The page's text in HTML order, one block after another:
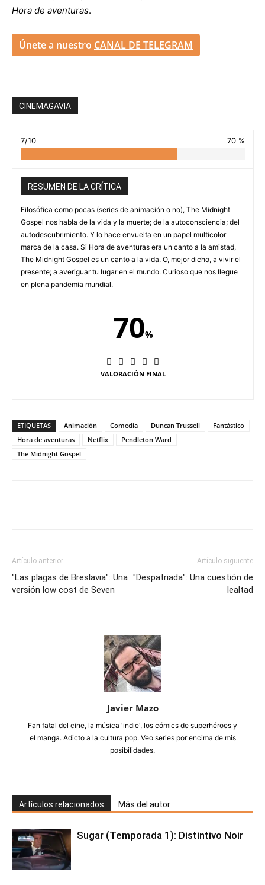
Hora de aventuras.
Únete a nuestro CANAL DE TELEGRAM
CINEMAGAVIA
7/10 70 %
RESUMEN DE LA CRÍTICA
Filosófica como pocas (series de animación o no), The Midnight
Gospel nos habla de la vida y la muerte; de la autoconsciencia; del
autodescubrimiento. Y lo hace envuelta en un papel multicolor
marca de la casa. Si Hora de aventuras era un canto a la amistad,
The Midnight Gospel es un canto a la vida. O, mejor dicho, a vivir el
presente; a averiguar tu lugar en el mundo. Curioso que nos llegue
en plena pandemia mundial.
70%
VALORACIÓN FINAL
ETIQUETAS Animación Comedia Duncan Trussell
Fantástico
Hora de aventuras
Netflix
Pendleton Ward
The Midnight Gospel
Artículo anterior
"Las plagas de Breslavia": Una
versión low cost de Seven
Artículo siguiente
"Despatriada": Una cuestión de
lealtad
Javier Mazo
Fan fatal del cine, la música 'indie', los cómics de superhéroes y
el manga. Adicto a la cultura pop. Veo series por encima de mis
posibilidades.
Artículos relacionados Más del autor
Sugar (Temporada 1): Distintivo Noir